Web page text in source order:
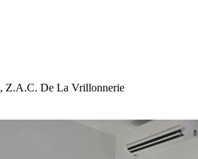
Z.A.C. De La Vrillonnerie